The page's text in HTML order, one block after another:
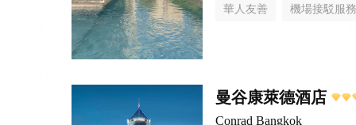
華人友善 機場接駁服務
曼谷康萊德酒店
Conrad Bangkok